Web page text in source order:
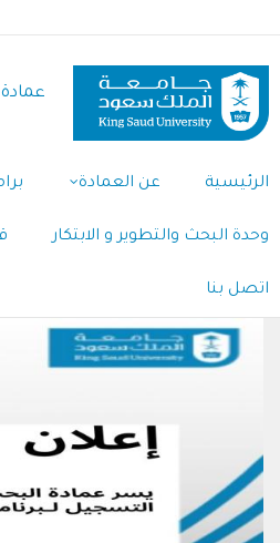
المحتوى
الرئيسي
الرئيسية عن العمادة
وحدة البحث والتطوير و الابتكار
اتصل بنا